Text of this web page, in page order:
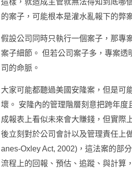
這樣，就造成主管就無法得知到底哪
的案子，可能根本是灌水亂報下的弊
假設公司同時只執行一個案子，那專
案子細節。 但若公司案子多，專案
司的命脈。
大家可能都聽過美國安隆案，但是可
壞。 安隆內的管理階層刻意把跨年
成報表上看似未來會大賺錢，但實際
後立刻對於公司會計以及管理責任上
anes-Oxley Act, 2002)，這法案的部
流程上的回報、預估、追蹤、與計算